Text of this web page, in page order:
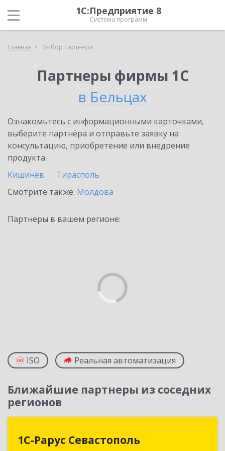
1С:Предприятие 8
Система программ
Главная Выбор партнёра
Партнеры фирмы 1С
в Бельцах
Ознакомьтесь с информационными карточками,
выберите партнёра и отправьте заявку на
консультацию, приобретение или внедрение
продукта.
Кишинев
Тирасполь
Смотрите также: Молдова
Партнеры в вашем регионе:
ISO Реальная автоматизация
Ближайшие партнеры из соседних
регионов
1С-Рарус Севастополь